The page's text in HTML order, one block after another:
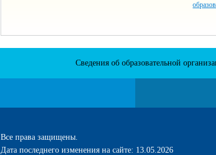
Сведения об образовательной
Все права защищены.
Дата последнего изменения на сайте: 13.05.2026